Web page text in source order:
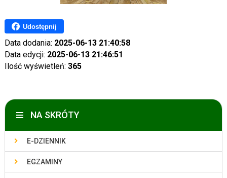
Udostępnij
Data dodania: 2025-06-13 21:40:58
Data edycji: 2025-06-13 21:46:51
Ilość wyświetleń: 365
NA SKRÓTY
E-DZIENNIK
EGZAMINY